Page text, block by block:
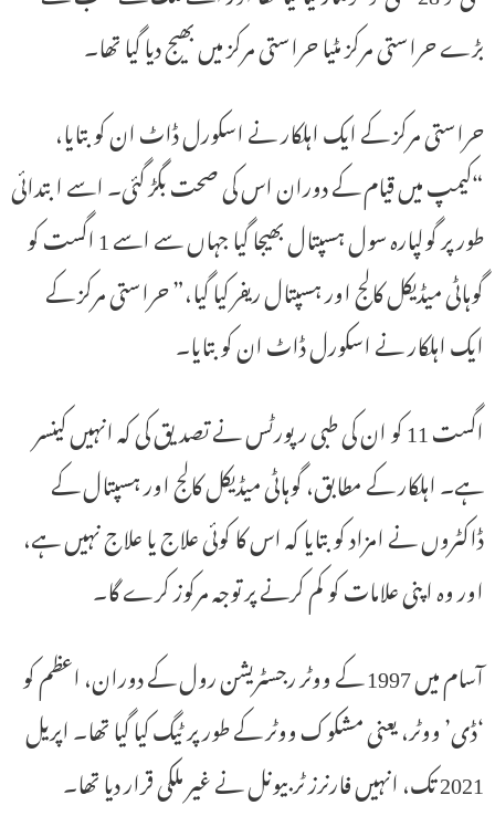
بڑے حراستی مرکز مٹیا حراستی مرکز میں بھیج دیا گیا تھا۔
حراستی مرکز کے ایک اہلکار نے اسکورل ڈاٹ ان کو بتایا،
“کیمپ میں قیام کے دوران اس کی صحت بگڑ گئی۔ اسے ابتدائی
طور پر گولپارہ سول ہسپتال بھیجا گیا جہاں سے اسے 1 اگست کو
گوہاٹی میڈیکل کالج اور ہسپتال ریفر کیا گیا،” حراستی مرکز کے
ایک اہلکار نے اسکورل ڈاٹ ان کو بتایا۔
اگست 11 کو ان کی طبی رپورٹس نے تصدیق کی کہ انہیں کینسر
ہے۔ اہلکار کے مطابق، گوہاٹی میڈیکل کالج اور ہسپتال کے
ڈاکٹروں نے امزاد کو بتایا کہ اس کا کوئی علاج یا علاج نہیں ہے،
اور وہ اپنی علامات کو کم کرنے پر توجہ مرکوز کرے گا۔
آسام میں 1997 کے ووٹر رجسٹریشن رول کے دوران، اعظم کو
‘ڈی’ ووٹر، یعنی مشکوک ووٹر کے طور پر ٹیگ کیا گیا تھا۔ اپریل
2021 تک، انہیں فارنرز ٹربیونل نے غیر ملکی قرار دیا تھا۔